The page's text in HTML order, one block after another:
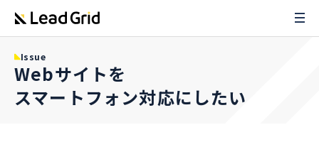
Issue
Webサイトを
スマートフォン対応にしたい